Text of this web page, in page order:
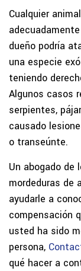
Cualquier
dueño podría
una especie
teniendo
Algunos casos
serpientes,
causado
o transeúnte.
Un abogado de
mordeduras de
ayudarle a
compensación
usted ha sido
persona,
qué hacer a